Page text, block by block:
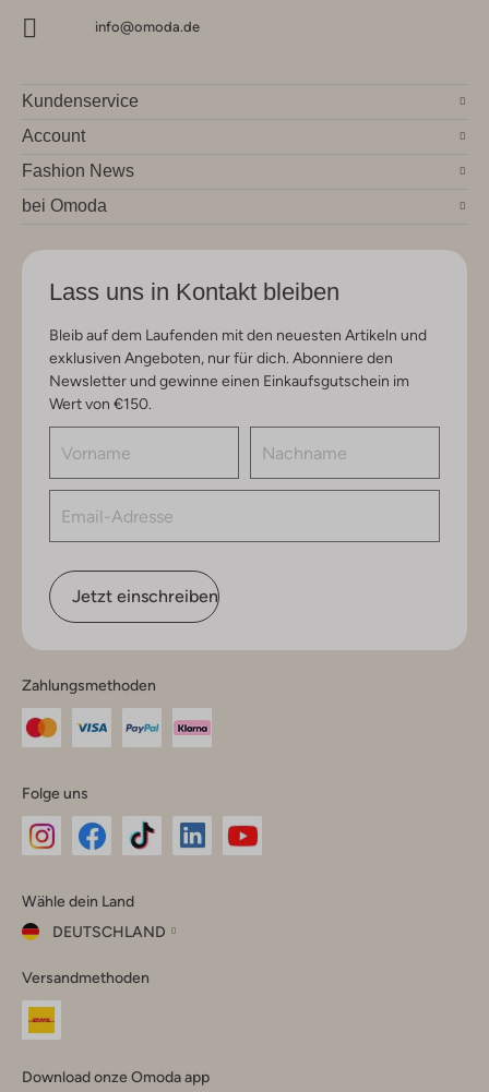
info@omoda.de
Kundenservice
Account
Fashion News
bei Omoda
Lass uns in Kontakt bleiben
Bleib auf dem Laufenden mit den neuesten Artikeln und
exklusiven Angeboten, nur für dich. Abonniere den
Newsletter und gewinne einen Einkaufsgutschein im
Wert von €150.
Jetzt einschreiben
Zahlungsmethoden
Folge uns
Instagram
Facebook
TikTok
Wähle dein Land
DEUTSCHLAND
dein
Land
Versandmethoden
Download onze Omoda app